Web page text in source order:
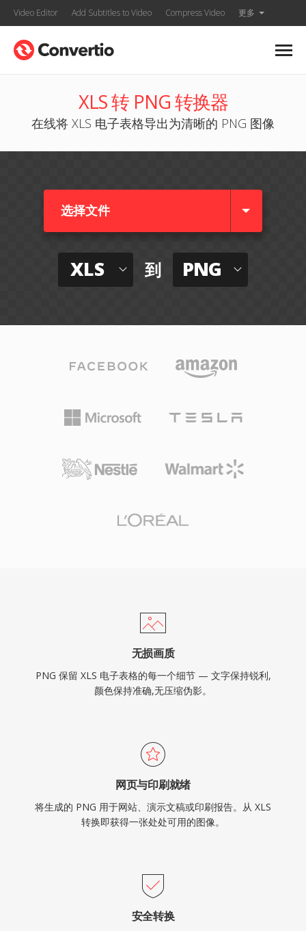
Video Editor Add Subtitles to Video Compress Video 更多
XLS 转 PNG 转换器
在线将 XLS 电子表格导出为清晰的 PNG 图像
选择文件
XLS 到 PNG
无损画质
PNG 保留 XLS 电子表格的每一个细节 — 文字保持锐利,
颜色保持准确,无压缩伪影。
网页与印刷就绪
将生成的 PNG 用于网站、演示文稿或印刷报告。从 XLS
转换即获得一张处处可用的图像。
安全转换